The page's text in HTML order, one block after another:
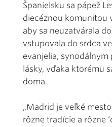
Španielsku sa pápež
diecéznou komunitou
aby sa neuzatvárala
vstupovala do srdca
evanjelia,
lásky, vďaka ktorému
doma.
„Madrid je veľké
rôzne tradície a rôzne